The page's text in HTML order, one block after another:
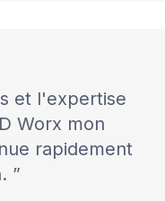
et l'expertise
Worx mon
rapidement